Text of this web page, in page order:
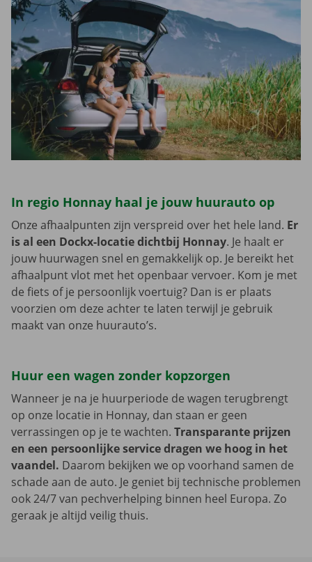
In regio Honnay haal je jouw huurauto op
Onze afhaalpunten zijn verspreid over het hele land. Er
is al een Dockx-locatie dichtbij Honnay. Je haalt er
jouw huurwagen snel en gemakkelijk op. Je bereikt het
afhaalpunt vlot met het openbaar vervoer. Kom je met
de fiets of je persoonlijk voertuig? Dan is er plaats
voorzien om deze achter te laten terwijl je gebruik
maakt van onze huurauto’s.
Huur een wagen zonder kopzorgen
Wanneer je na je huurperiode de wagen terugbrengt
op onze locatie in Honnay, dan staan er geen
verrassingen op je te wachten. Transparante prijzen
en een persoonlijke service dragen we hoog in het
vaandel. Daarom bekijken we op voorhand samen de
schade aan de auto. Je geniet bij technische problemen
ook 24/7 van pechverhelping binnen heel Europa. Zo
geraak je altijd veilig thuis.